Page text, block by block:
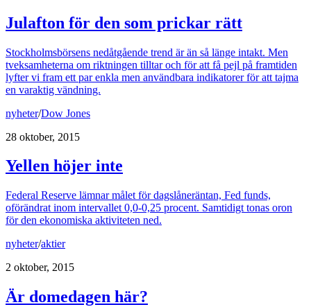
Julafton för den som prickar rätt
Stockholmsbörsens nedåtgående trend är än så länge intakt. Men
tveksamheterna om riktningen tilltar och för att få pejl på framtiden
lyfter vi fram ett par enkla men användbara indikatorer för att tajma
en varaktig vändning.
nyheter/Dow Jones
28 oktober, 2015
Yellen höjer inte
Federal Reserve lämnar målet för dagslåneräntan, Fed funds,
oförändrat inom intervallet 0,0-0,25 procent. Samtidigt tonas oron
för den ekonomiska aktiviteten ned.
nyheter/aktier
2 oktober, 2015
Är domedagen här?